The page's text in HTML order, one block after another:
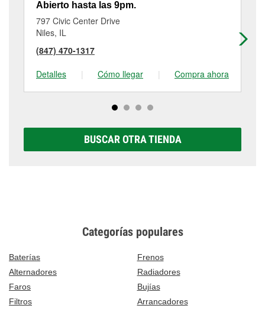
Abierto hasta las 9pm.
797 Civic Center Drive
Niles, IL
(847) 470-1317
Detalles
| Cómo llegar | Compra ahora
BUSCAR OTRA TIENDA
Categorías populares
Baterías
Frenos
Alternadores
Radiadores
Faros
Bujías
Filtros
Arrancadores